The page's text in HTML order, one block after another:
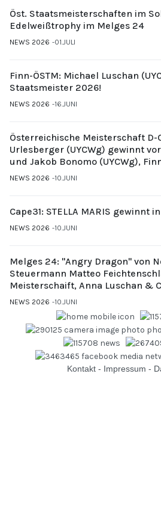
Öst. Staatsmeisterschaften im
Edelweißtrophy im Melges 24
NEWS 2026 01.JULI
Finn-ÖSTM: Michael Luschan
Staatsmeister 2026!
NEWS 2026 16.JUNI
Österreichische Meisterschaft D-
Urlesberger (UYCWg) gewinnt
und Jakob Bonomo (UYCWg),
Gubi (UYCMo)
NEWS 2026 10.JUNI
Cape31: STELLA MARIS gewinnt
NEWS 2026 10.JUNI
Melges 24: "Angry Dragon" von
Steuermann Matteo
Meisterschaift, Anna Luschan &
NEWS 2026 10.JUNI
Kontakt - Impressum -